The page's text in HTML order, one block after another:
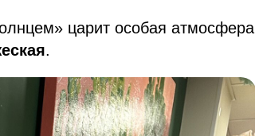
царит особая атмосфера
.